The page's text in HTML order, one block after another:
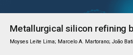
Metallurgical silicon refining
Moyses Leite Lima; Marcelo A. Martorano; João